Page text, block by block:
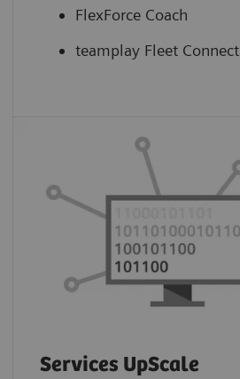
FlexForce Coach
teamplay Fleet Connect
Services UpScale